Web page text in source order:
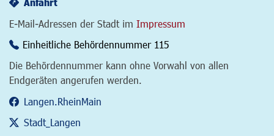
E-Mail-Adressen der Stadt im Impressum
Einheitliche Behördennummer 115
Die Behördennummer kann ohne Vorwahl von allen
Endgeräten angerufen werden.
Langen.RheinMain
Stadt_Langen